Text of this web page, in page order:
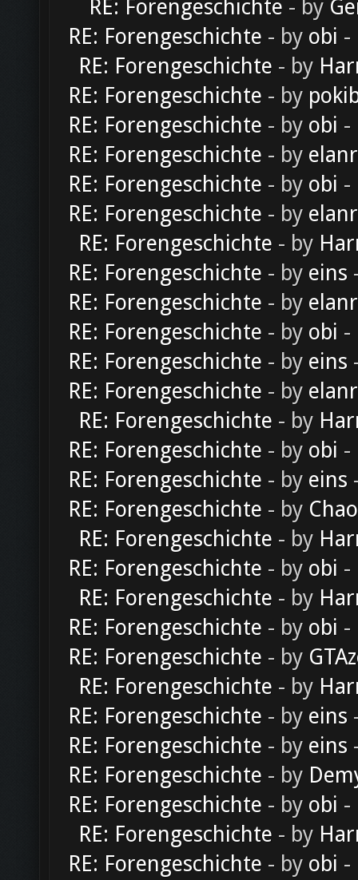
RE: Forengeschichte - by
RE: Forengeschichte - by obi -
RE: Forengeschichte - by
RE: Forengeschichte - by
RE: Forengeschichte - by obi -
RE: Forengeschichte - by
RE: Forengeschichte - by obi -
RE: Forengeschichte - by
RE: Forengeschichte - by
RE: Forengeschichte - by eins
RE: Forengeschichte - by
RE: Forengeschichte - by obi -
RE: Forengeschichte - by eins
RE: Forengeschichte - by
RE: Forengeschichte - by
RE: Forengeschichte - by obi -
RE: Forengeschichte - by eins
RE: Forengeschichte - by
RE: Forengeschichte - by
RE: Forengeschichte - by obi -
RE: Forengeschichte - by
RE: Forengeschichte - by obi -
RE: Forengeschichte - by
RE: Forengeschichte - by
RE: Forengeschichte - by eins
RE: Forengeschichte - by eins
RE: Forengeschichte - by
RE: Forengeschichte - by obi -
RE: Forengeschichte - by
RE: Forengeschichte - by obi -